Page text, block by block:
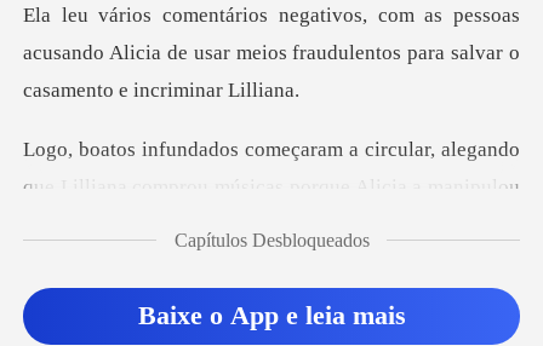
Histórico
ssoas
acusando Alicia de usar meios fraudulento
ircular, alegando
que Lilliana compro
Capítulos Desbloqueados
Baixe o App e leia mais